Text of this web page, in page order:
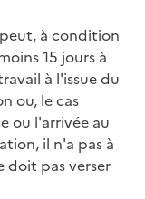
à condition
15 jours à
à l'issue du
ou, le cas
ou l'arrivée au
il n'a pas à
doit pas verser